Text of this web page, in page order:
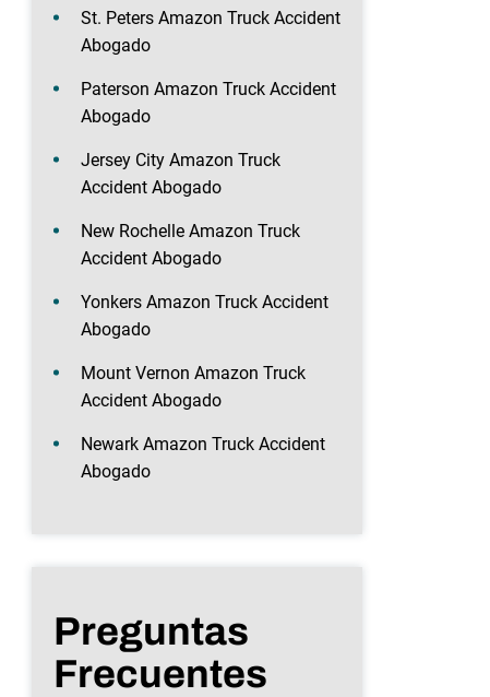
St. Peters Amazon Truck Accident
Abogado
Paterson Amazon Truck Accident
Abogado
Jersey City Amazon Truck
Accident Abogado
New Rochelle Amazon Truck
Accident Abogado
Yonkers Amazon Truck Accident
Abogado
Mount Vernon Amazon Truck
Accident Abogado
Newark Amazon Truck Accident
Abogado
Preguntas
Frecuentes